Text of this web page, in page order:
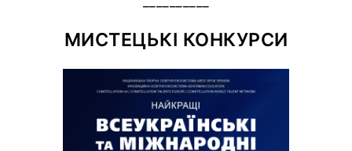
МИСТЕЦЬКІ КОНКУРСИ